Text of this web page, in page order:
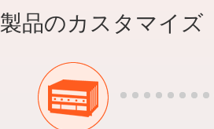
製品のカスタマイズ